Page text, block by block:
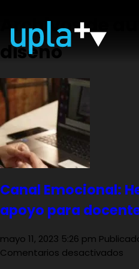
Archivos de
diseno
Canal Emocional:
apoyo para
mayo 11, 2023 5:26 pm
Comentarios desactivados